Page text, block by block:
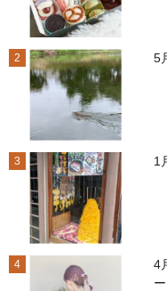
2 5
3 1
4
4